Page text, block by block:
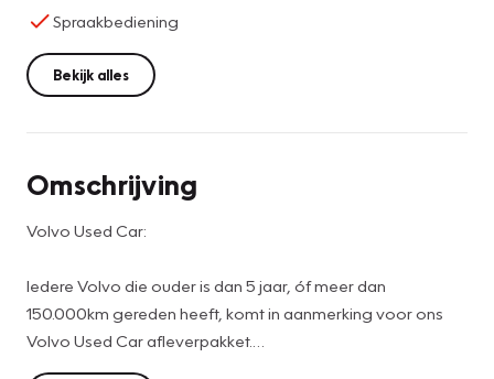
Spraakbediening
Bekijk alles
Omschrijving
Volvo Used Car:
Iedere Volvo die ouder is dan 5 jaar, óf meer dan
150.000km gereden heeft, komt in aanmerking voor ons
Volvo Used Car afleverpakket.
Wanneer u voor dit pakket kiest, krijgt uw Volvo een